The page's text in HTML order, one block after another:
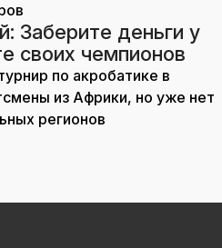
Заберите деньги у
своих чемпионов
по акробатике в
из Африки, но уже нет
регионов